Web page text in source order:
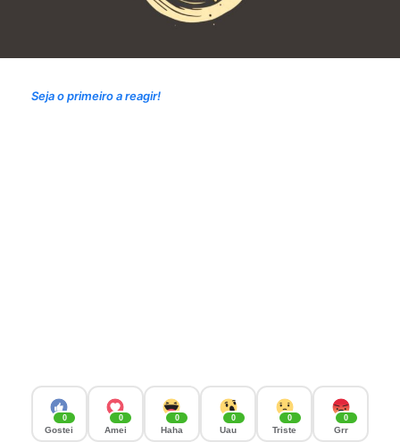
Seja o primeiro a reagir!
0
Gostei
0
Amei
0
Haha
0
Uau
0
Triste
0
Grr